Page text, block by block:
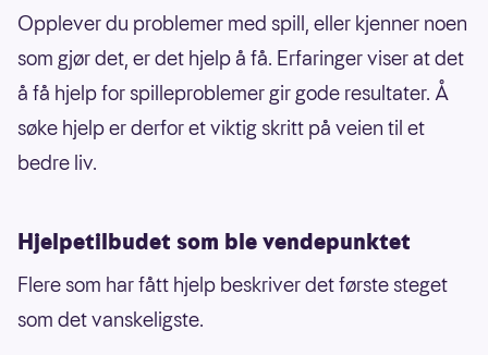
Opplever du problemer med spill, eller kjenner noen
som gjør det, er det hjelp å få. Erfaringer viser at det
å få hjelp for spilleproblemer gir gode resultater. Å
søke hjelp er derfor et viktig skritt på veien til et
bedre liv.
Hjelpetilbudet som ble vendepunktet
Flere som har fått hjelp beskriver det første steget
som det vanskeligste.